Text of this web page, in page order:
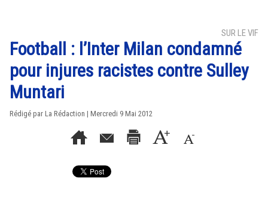
SUR LE VIF
Football : l’Inter Milan condamné
pour injures racistes contre Sulley
Muntari
Rédigé par La Rédaction | Mercredi 9 Mai 2012